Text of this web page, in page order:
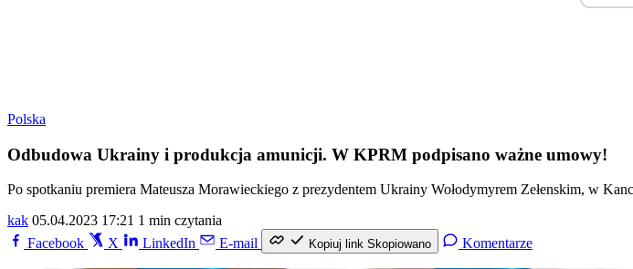
Polska
Odbudowa Ukrainy i produkcja amunicji. W KPRM podpisano ważne umowy!
Po spotkaniu premiera Mateusza Morawieckiego z prezydentem Ukrainy Wołodymyrem Zełenskim, w
kak 05.04.2023 17:21 1 min czytania
Facebook
X LinkedIn E-mail Kopiuj link Skopiowano Komentarze